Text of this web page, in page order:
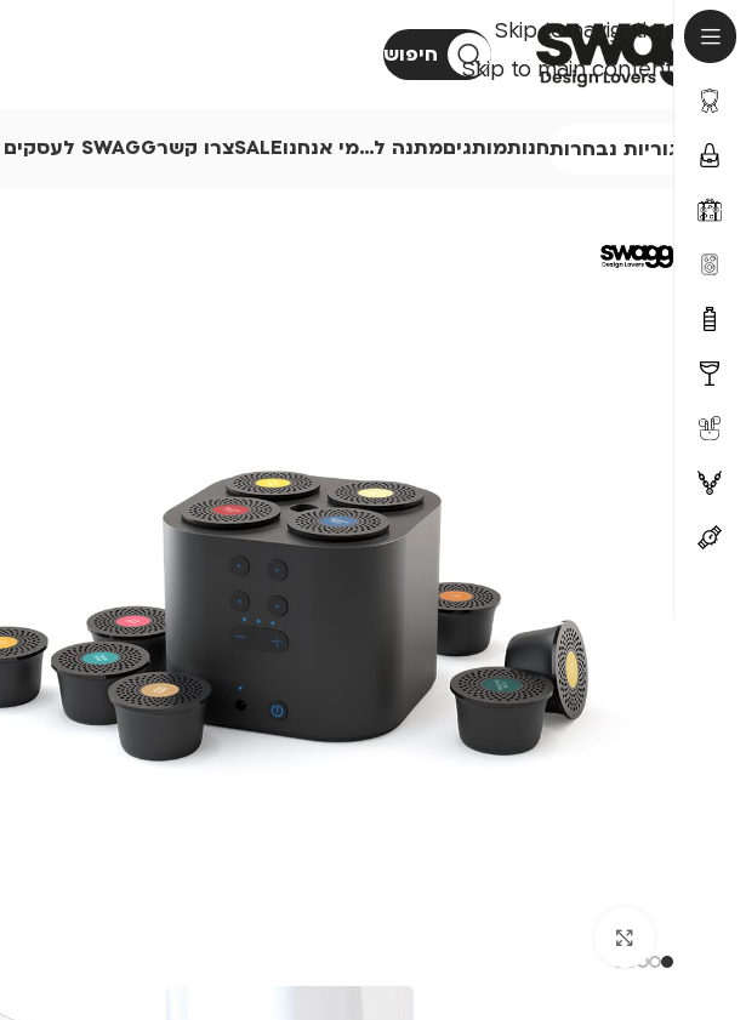
Skip to navigation
Skip to main content
חיפוש
קטגוריות נבחרותחנותמותגיםמתנה ל…מי אנחנוSALEצרו קשרSWAGG לעסקים